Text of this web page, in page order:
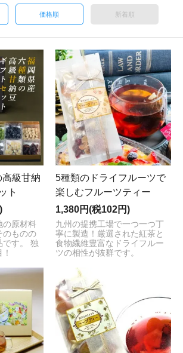
価格順 新着順
級甘納
ト
の原材料
のものの
です。 独
5種類のドライフルーツで
楽しむフルーツティー
1,380円(税102円)
九州の提携工場で一つ一つ丁
寧に製造！厳選された紅茶と
食物繊維豊富なドライフルー
ツの相性が抜群です。